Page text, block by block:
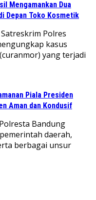
Mengamankan Dua
Depan Toko Kosmetik
Polres
kasus
yang terjadi
Piala Presiden
Aman dan Kondusif
Bandung
daerah,
berbagai unsur